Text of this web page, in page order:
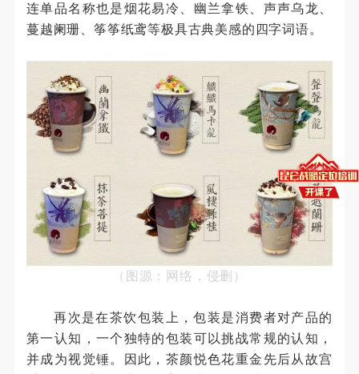
连单品名称也是烟花易冷、幽兰拿铁、声声乌龙、
蔓越阑珊、筝筝纸鸢等极具古典美感的四字词语。
（图源：网络，侵删）
再次是在茶饮包装上，包装是消费者对产品的
第一认知，一个独特的包装可以挑战常规的认知，
并成为视觉锤。因此，茶颜悦色花重金先后从故宫